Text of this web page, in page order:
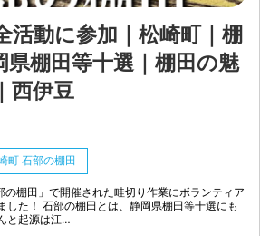
活動に参加｜松崎町｜棚
県棚田等十選｜棚田の魅
西伊豆
町 石部の棚田
の棚田」で開催された畦切り作業にボランティア
した！ 石部の棚田とは、静岡県棚田等十選にも
と起源は江…